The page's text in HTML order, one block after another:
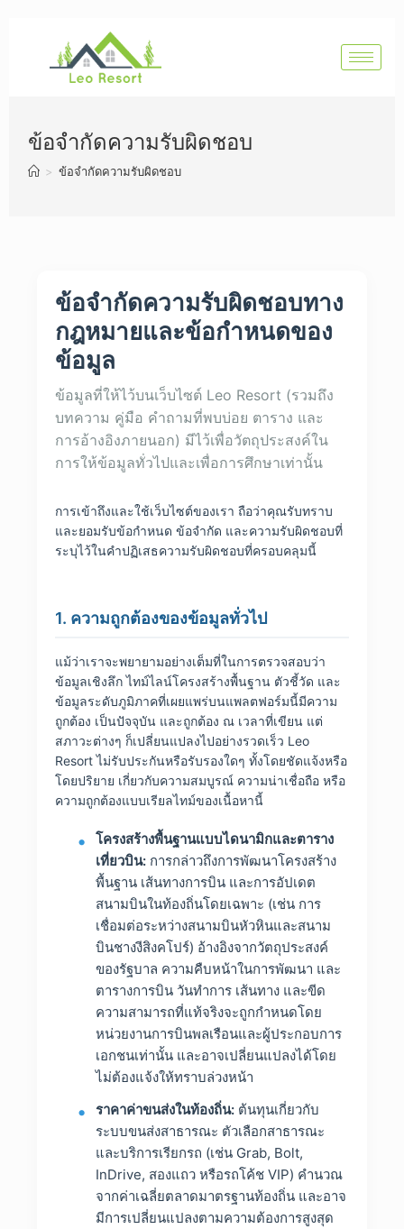
ข้อจำกัดความรับผิดชอบ
> ข้อจำกัดความรับผิดชอบ
ข้อจำกัดความรับผิดชอบทาง
กฎหมายและข้อกำหนดของ
ข้อมูล
ข้อมูลที่ให้ไว้บนเว็บไซต์ Leo Resort (รวมถึง
บทความ คู่มือ คำถามที่พบบ่อย ตาราง และ
การอ้างอิงภายนอก) มีไว้เพื่อวัตถุประสงค์ใน
การให้ข้อมูลทั่วไปและเพื่อการศึกษาเท่านั้น
การเข้าถึงและใช้เว็บไซต์ของเรา ถือว่าคุณรับทราบ
และยอมรับข้อกำหนด ข้อจำกัด และความรับผิดชอบที่
ระบุไว้ในคำปฏิเสธความรับผิดชอบที่ครอบคลุมนี้
1. ความถูกต้องของข้อมูลทั่วไป
แม้ว่าเราจะพยายามอย่างเต็มที่ในการตรวจสอบว่า
ข้อมูลเชิงลึก ไทม์ไลน์โครงสร้างพื้นฐาน ตัวชี้วัด และ
ข้อมูลระดับภูมิภาคที่เผยแพร่บนแพลตฟอร์มนี้มีความ
ถูกต้อง เป็นปัจจุบัน และถูกต้อง ณ เวลาที่เขียน แต่
สภาวะต่างๆ ก็เปลี่ยนแปลงไปอย่างรวดเร็ว Leo
Resort ไม่รับประกันหรือรับรองใดๆ ทั้งโดยชัดแจ้งหรือ
โดยปริยาย เกี่ยวกับความสมบูรณ์ ความน่าเชื่อถือ หรือ
ความถูกต้องแบบเรียลไทม์ของเนื้อหานี้
โครงสร้างพื้นฐานแบบไดนามิกและตาราง
เที่ยวบิน: การกล่าวถึงการพัฒนาโครงสร้าง
พื้นฐาน เส้นทางการบิน และการอัปเดต
สนามบินในท้องถิ่นโดยเฉพาะ (เช่น การ
เชื่อมต่อระหว่างสนามบินหัวหินและสนาม
บินชางงีสิงคโปร์) อ้างอิงจากวัตถุประสงค์
ของรัฐบาล ความคืบหน้าในการพัฒนา และ
ตารางการบิน วันทำการ เส้นทาง และขีด
ความสามารถที่แท้จริงจะถูกกำหนดโดย
หน่วยงานการบินพลเรือนและผู้ประกอบการ
เอกชนเท่านั้น และอาจเปลี่ยนแปลงได้โดย
ไม่ต้องแจ้งให้ทราบล่วงหน้า
ราคาค่าขนส่งในท้องถิ่น: ต้นทุนเกี่ยวกับ
ระบบขนส่งสาธารณะ ตัวเลือกสาธารณะ
และบริการเรียกรถ (เช่น Grab, Bolt,
InDrive, สองแถว หรือรถโค้ช VIP) คำนวณ
จากค่าเฉลี่ยตลาดมาตรฐานท้องถิ่น และอาจ
มีการเปลี่ยนแปลงตามความต้องการสูงสุด